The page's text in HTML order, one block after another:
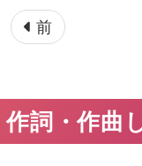
前
作詞・作曲